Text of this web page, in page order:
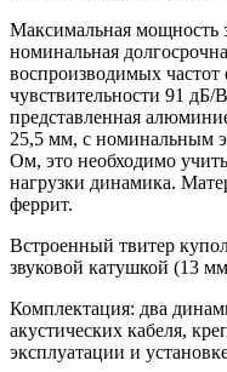
Максимальная мощность
номинальная
воспроизводимых
чувствительности 91
представленная
25,5 мм, с номинальным
Ом, это необходимо
нагрузки динамика.
феррит.
Встроенный твитер
звуковой катушкой (13
Комплектация: два
акустических кабеля,
эксплуатации и